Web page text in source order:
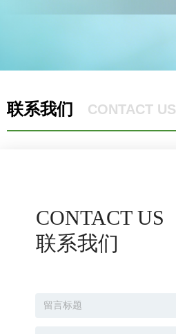
联系我们 CONTACT US
CONTACT US
联系我们